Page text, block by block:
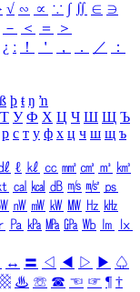
√ ∽ ∝ ∵ ∫ ∬ ∈ ∋
－ ＜ ＝
＞
¿ ː ！ ＇ ， ． ／
：
ß þ ŧ ŋ ŉ
Т У Ф Х Ц Ч Ш Щ Ъ
р с т у ф х ц ч ш щ ъ
ℓ ㎘ ㏄ ㎣ ㎤ ㎥ ㎦
㎈ ㎉ ㏈ ㎧ ㎨ ㎰
㎻ ㎽ ㎾ ㎿ ㎐ ㎑
㎩ ㎪ ㎫ ㎬ ㏝ ㏐
㏓
↔ 〓 ◁ ◀ ▷ ▶ ♤
♨ ☏ ☎ ☜ ☞ ¶ †